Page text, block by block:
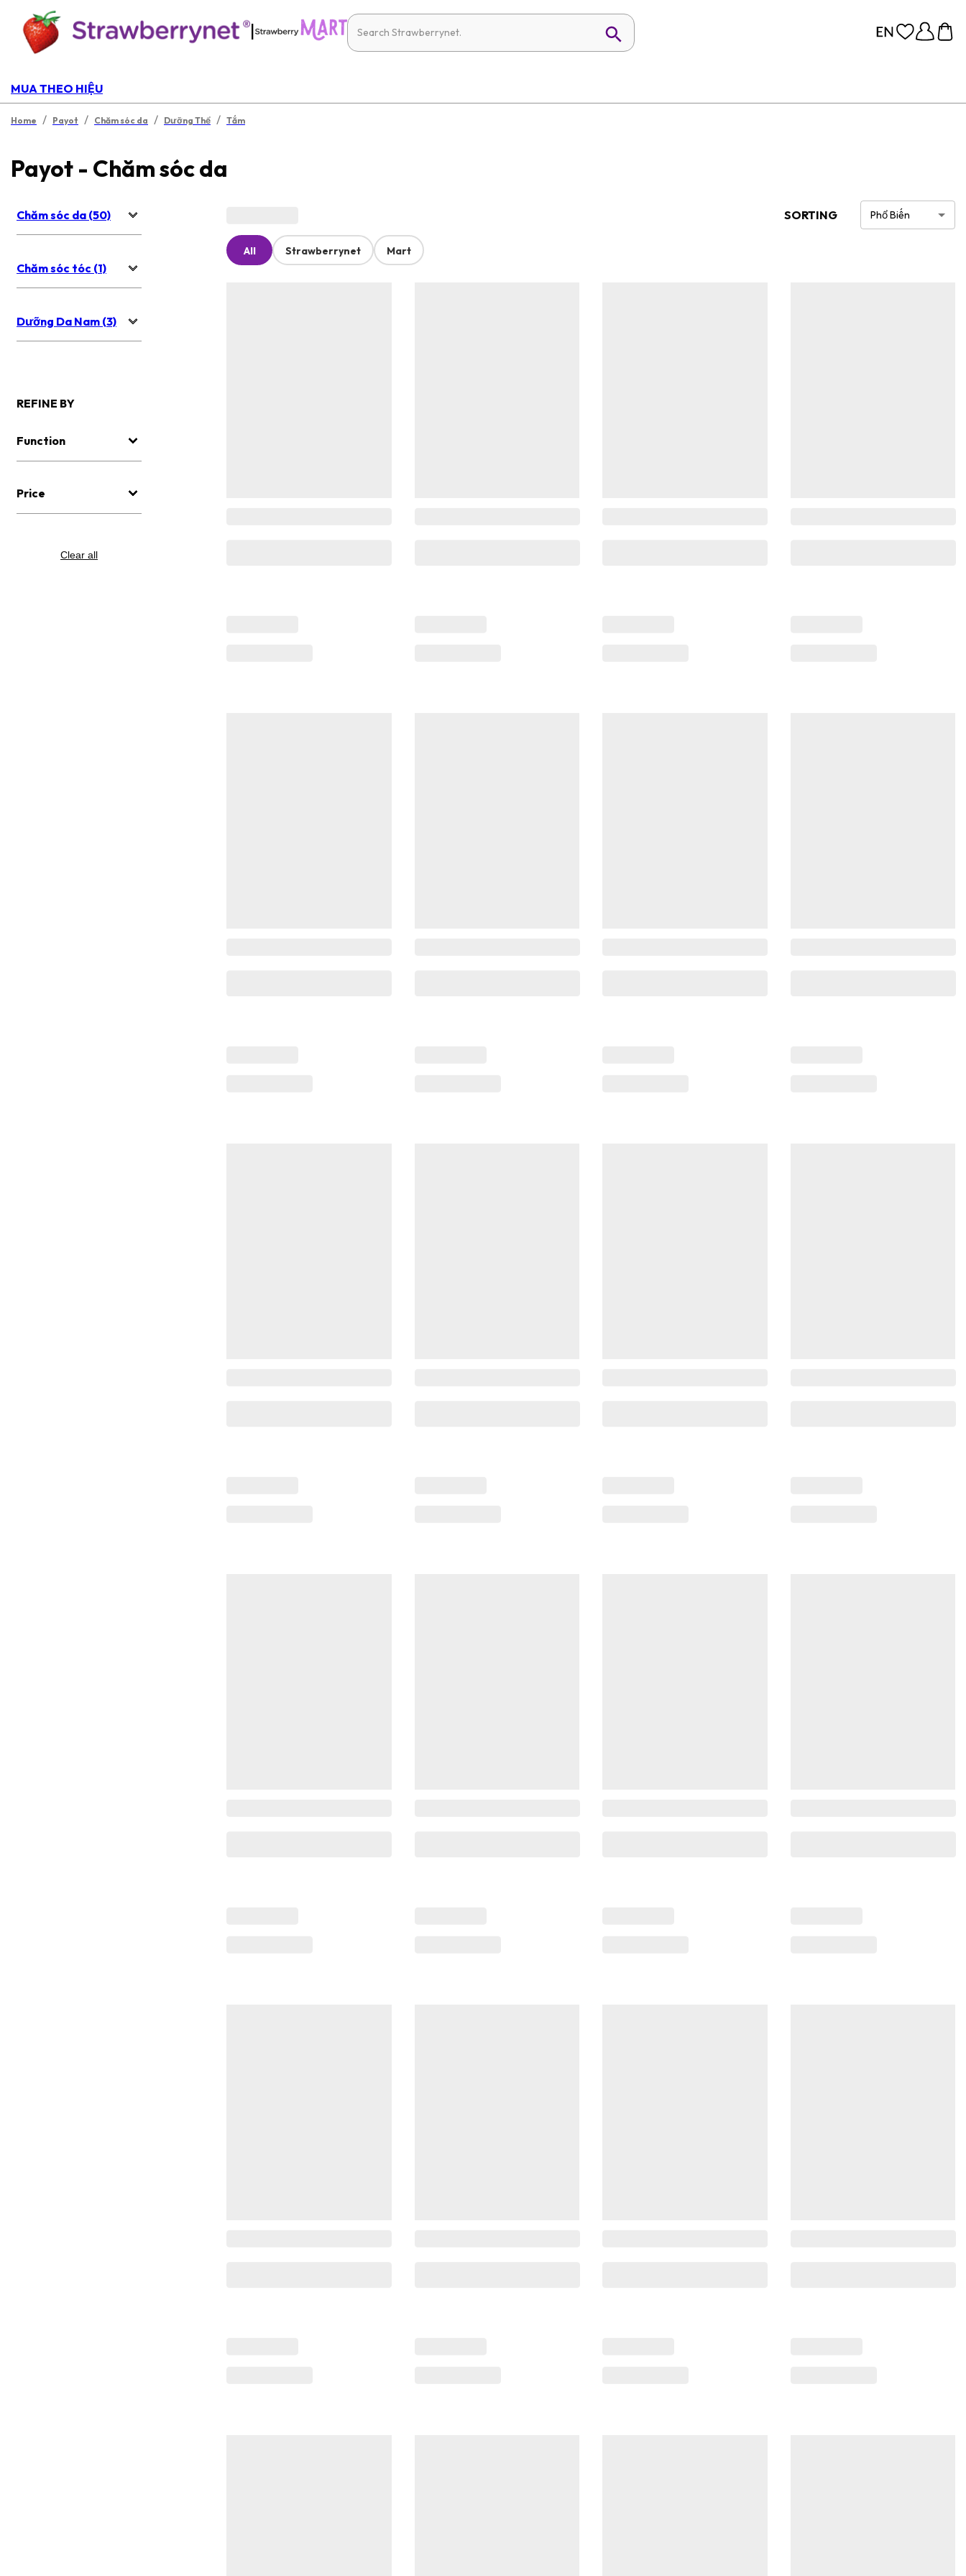
|
MUA THEO HIỆU
Home / Payot / Chăm sóc da / Dưỡng Thể / Tắm
Payot - Chăm sóc da
Chăm sóc da (50)
Chăm sóc tóc (1)
Dưỡng Da Nam (3)
REFINE BY
Function
Price
Clear all
SORTING Phổ Biến
All Strawberrynet Mart